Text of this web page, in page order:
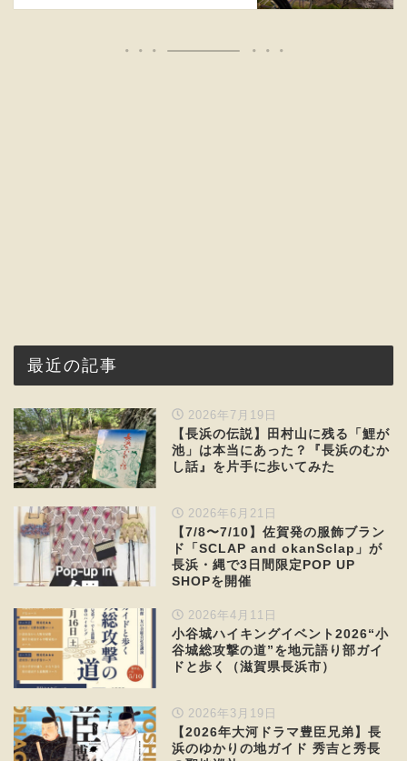
最近の記事
2026年7月19日
【長浜の伝説】田村山に残る「鯉が
池」は本当にあった？『長浜のむか
し話』を片手に歩いてみた
2026年6月21日
【7/8〜7/10】佐賀発の服飾ブラン
ド「SCLAP and okanSclap」が
長浜・縄で3日間限定POP UP
SHOPを開催
2026年4月11日
小谷城ハイキングイベント2026“小
谷城総攻撃の道”を地元語り部ガイ
ドと歩く（滋賀県長浜市）
2026年3月19日
【2026年大河ドラマ豊臣兄弟】長
浜のゆかりの地ガイド 秀吉と秀長